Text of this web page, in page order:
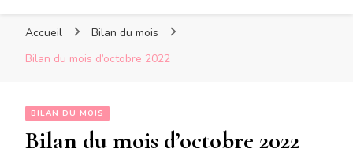
sirène en plastique
Accueil
Bilan du mois
Bilan du mois d’octobre 2022
BILAN DU MOIS
Bilan du mois d’octobre 2022